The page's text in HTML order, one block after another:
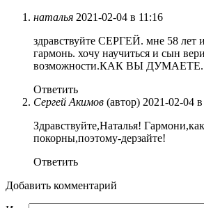
наталья 2021-02-04 в 11:16
здравствуйте СЕРГЕЙ. мне 58 лет
гармонь. хочу научиться и сын
возможности.КАК ВЫ
Ответить
Сергей Акимов (автор) 2021-02-04
Здравствуйте,Наталья!
покорны,поэтому-дерзайте!
Ответить
Добавить комментарий